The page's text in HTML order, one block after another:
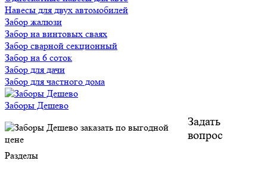
Навесы для двух автомобилей
Забор жалюзи
Забор на винтовых сваях
Забор сварной секционный
Забор на 6 соток
Забор для дачи
Забор для частного дома
Заборы Дешево
Задать
вопрос
Разделы